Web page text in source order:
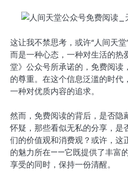
这让我不禁思考，或许“人间天
而是一种心态，一种对生活的热
堂》公众号所承诺的，免费阅读
的尊重。在这个信息泛滥的时代
一种对优质内容的追求。
然而，免费阅读的背后，是否隐
怀疑，那些看似无私的分享，是
们的价值观和消费观？或许，这
的魅力所在——它既提供了丰富
享受的同时，保持一份清醒。